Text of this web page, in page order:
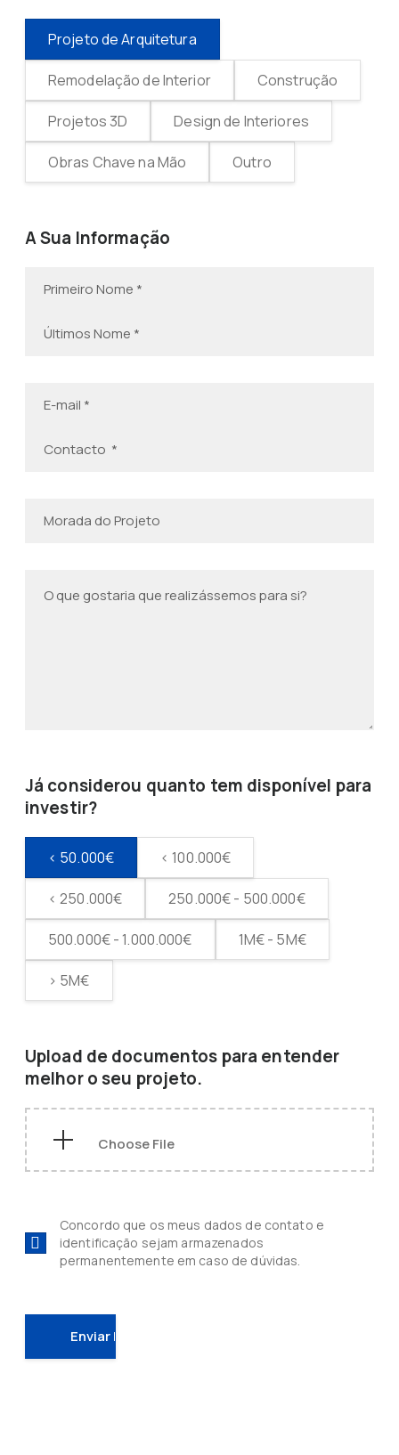
Projeto de Arquitetura
Remodelação de Interior Construção
Projetos 3D Design de Interiores
Obras Chave na Mão Outro
A Sua Informação
Já considerou quanto tem disponível para
investir?
< 50.000€ < 100.000€
< 250.000€ 250.000€ - 500.000€
500.000€ - 1.000.000€ 1M€ - 5M€
> 5M€
Upload de documentos para entender
melhor o seu projeto.
Concordo que os meus dados de contato e
identificação sejam armazenados
permanentemente em caso de dúvidas.